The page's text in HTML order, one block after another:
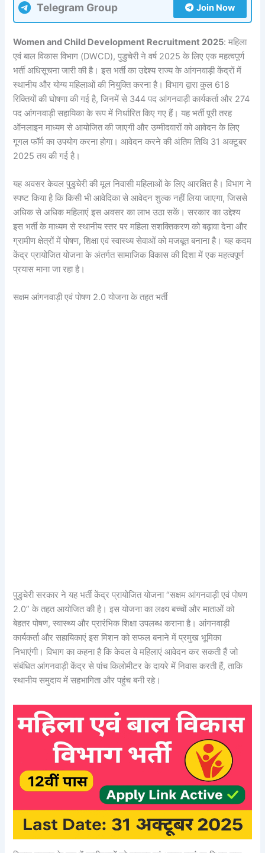
Telegram Group Join Now
Women and Child Development Recruitment 2025: महिला
एवं बाल विकास विभाग (DWCD), पुडुचेरी ने वर्ष 2025 के लिए एक महत्वपूर्ण
भर्ती अधिसूचना जारी की है। इस भर्ती का उद्देश्य राज्य के आंगनवाड़ी केंद्रों में
स्थानीय और योग्य महिलाओं की नियुक्ति करना है। विभाग द्वारा कुल 618
रिक्तियों की घोषणा की गई है, जिनमें से 344 पद आंगनवाड़ी कार्यकर्ता और 274
पद आंगनवाड़ी सहायिका के रूप में निर्धारित किए गए हैं। यह भर्ती पूरी तरह
ऑनलाइन माध्यम से आयोजित की जाएगी और उम्मीदवारों को आवेदन के लिए
गूगल फॉर्म का उपयोग करना होगा। आवेदन करने की अंतिम तिथि 31 अक्टूबर
2025 तय की गई है।
यह अवसर केवल पुडुचेरी की मूल निवासी महिलाओं के लिए आरक्षित है। विभाग ने
स्पष्ट किया है कि किसी भी आवेदिका से आवेदन शुल्क नहीं लिया जाएगा, जिससे
अधिक से अधिक महिलाएं इस अवसर का लाभ उठा सकें। सरकार का उद्देश्य
इस भर्ती के माध्यम से स्थानीय स्तर पर महिला सशक्तिकरण को बढ़ावा देना और
ग्रामीण क्षेत्रों में पोषण, शिक्षा एवं स्वास्थ्य सेवाओं को मजबूत बनाना है। यह कदम
केंद्र प्रायोजित योजना के अंतर्गत सामाजिक विकास की दिशा में एक महत्वपूर्ण
प्रयास माना जा रहा है।
सक्षम आंगनवाड़ी एवं पोषण 2.0 योजना के तहत भर्ती
पुडुचेरी सरकार ने यह भर्ती केंद्र प्रायोजित योजना “सक्षम आंगनवाड़ी एवं पोषण
2.0” के तहत आयोजित की है। इस योजना का लक्ष्य बच्चों और माताओं को
बेहतर पोषण, स्वास्थ्य और प्रारंभिक शिक्षा उपलब्ध कराना है। आंगनवाड़ी
कार्यकर्ता और सहायिकाएं इस मिशन को सफल बनाने में प्रमुख भूमिका
निभाएंगी। विभाग का कहना है कि केवल वे महिलाएं आवेदन कर सकती हैं जो
संबंधित आंगनवाड़ी केंद्र से पांच किलोमीटर के दायरे में निवास करती हैं, ताकि
स्थानीय समुदाय में सहभागिता और पहुंच बनी रहे।